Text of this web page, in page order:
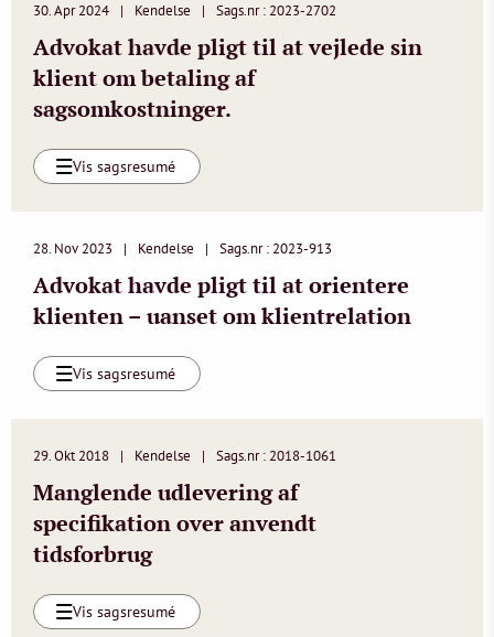
30. Apr 2024 Kendelse Sags.nr : 2023-2702
Advokat havde pligt til at vejlede sin
klient om betaling af
sagsomkostninger.
Vis sagsresumé
28. Nov 2023 Kendelse Sags.nr : 2023-913
Advokat havde pligt til at orientere
klienten – uanset om klientrelation
Vis sagsresumé
29. Okt 2018 Kendelse Sags.nr : 2018-1061
Manglende udlevering af
specifikation over anvendt
tidsforbrug
Vis sagsresumé